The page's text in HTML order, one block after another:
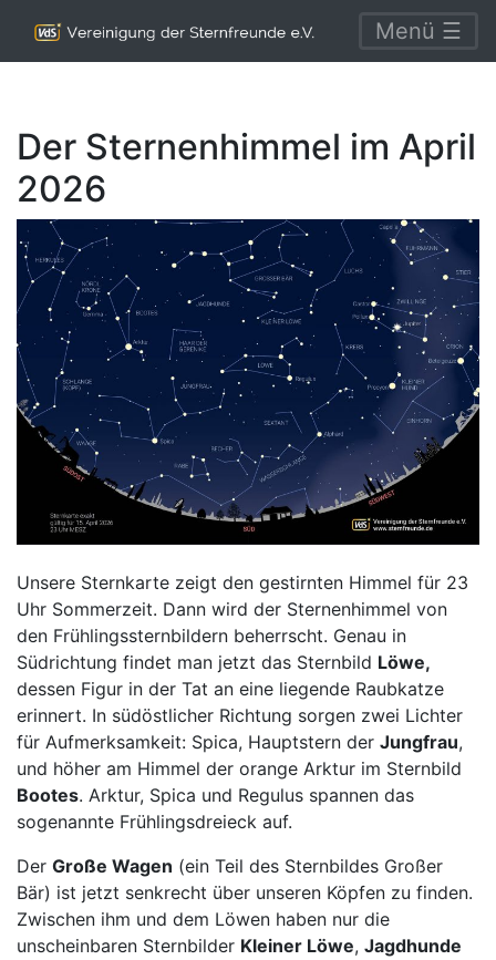
Menü ☰
Der Sternenhimmel im April
2026
Unsere Sternkarte zeigt den gestirnten Himmel für 23
Uhr Sommerzeit. Dann wird der Sternenhimmel von
den Frühlingssternbildern beherrscht. Genau in
Südrichtung findet man jetzt das Sternbild Löwe,
dessen Figur in der Tat an eine liegende Raubkatze
erinnert. In südöstlicher Richtung sorgen zwei Lichter
für Aufmerksamkeit: Spica, Hauptstern der Jungfrau,
und höher am Himmel der orange Arktur im Sternbild
Bootes. Arktur, Spica und Regulus spannen das
sogenannte Frühlingsdreieck auf.
Der Große Wagen (ein Teil des Sternbildes Großer
Bär) ist jetzt senkrecht über unseren Köpfen zu finden.
Zwischen ihm und dem Löwen haben nur die
unscheinbaren Sternbilder Kleiner Löwe, Jagdhunde